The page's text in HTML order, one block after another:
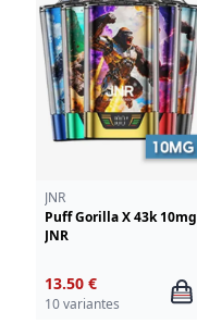
JNR
Puff Gorilla X 43k 10mg
JNR
13.50 €
10 variantes